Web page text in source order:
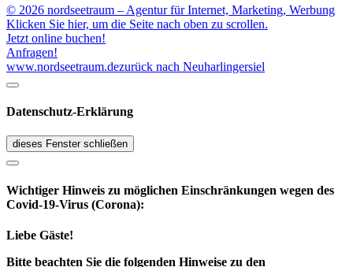
© 2026 nordseetraum – Agentur für Internet, Marketing, Werbung
Klicken Sie hier, um die Seite nach oben zu scrollen.
Jetzt online buchen!
Anfragen!
www.nordseetraum.dezurück nach Neuharlingersiel
Datenschutz-Erklärung
dieses Fenster schließen
Wichtiger Hinweis zu möglichen Ein­schränk­ungen wegen des
Covid-19-Virus (Corona):
Liebe Gäste!
Bitte beachten Sie die folgenden Hinweise zu den